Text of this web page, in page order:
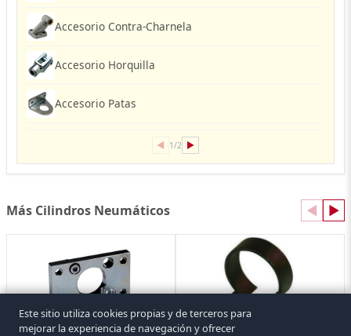
Accesorio Contra-Charnela
Accesorio Horquilla
Accesorio Patas
◀ 1/2 ▶
Más Cilindros Neumáticos ◀ ▶
Este sitio utiliza cookies propias y de terceros para
mejorar la experiencia de navegación y ofrecer